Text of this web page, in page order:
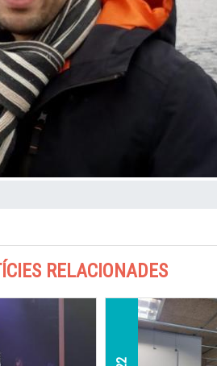
RELACIONADES